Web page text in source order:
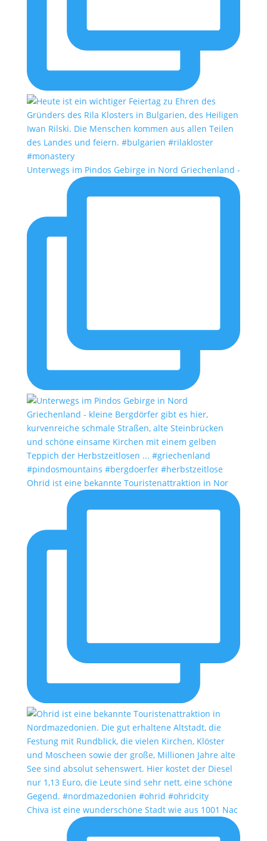
Unterwegs im Pindos Gebirge in Nord Griechenland -
Ohrid ist eine bekannte Touristenattraktion in Nor
Chiva ist eine wunderschöne Stadt wie aus 1001 Nac